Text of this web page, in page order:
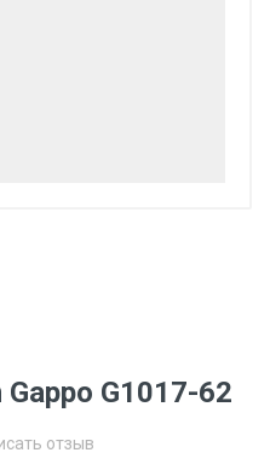
G1017-62
отзыв